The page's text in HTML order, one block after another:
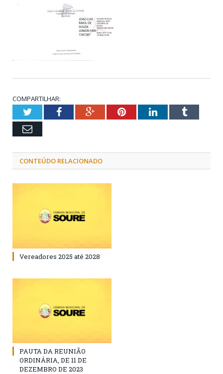
COMPARTILHAR:
TwitterFacebookGoogle+PinterestLinkedInTumblr
Email
CONTEÚDO RELACIONADO
Vereadores 2025 até 2028
PAUTA DA REUNIÃO
ORDINÁRIA, DE 11 DE
DEZEMBRO DE 2023